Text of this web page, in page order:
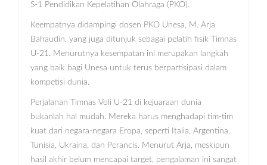
S-1 Pendidikan Kepelatihan Olahraga (PKO).
Keempatnya didampingi dosen PKO Unesa, M. Arja
Bahaudin, yang juga ditunjuk sebagai pelatih fisik Timnas
U-21. Menurutnya kesempatan ini merupakan langkah
yang baik bagi Unesa untuk terus berpartisipasi dalam
kompetisi dunia.
Perjalanan Timnas Voli U-21 di kejuaraan dunia
bukanlah hal mudah. Mereka harus menghadapi tim-tim
kuat dari negara-negara Eropa, seperti Italia, Argentina,
Tunisia, Ukraina, dan Perancis. Menurut Arja, meskipun
hasil akhir belum mencapai target, pengalaman ini sangat